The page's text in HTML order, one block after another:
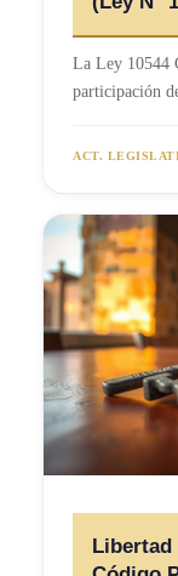
La Ley 10544
participación
ACT.
Libertad